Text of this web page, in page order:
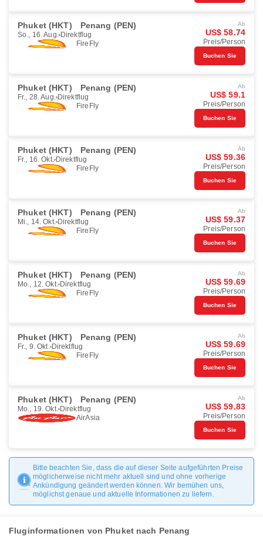
Phuket (HKT) Penang (PEN)
So., 16. Aug. Direktflug
FireFly
Ab
US$ 58.74
Preis/Person
Buchen Sie
Phuket (HKT) Penang (PEN)
Fr., 28. Aug. Direktflug
FireFly
Ab
US$ 59.1
Preis/Person
Buchen Sie
Phuket (HKT) Penang (PEN)
Fr., 16. Okt. Direktflug
FireFly
Ab
US$ 59.36
Preis/Person
Buchen Sie
Phuket (HKT) Penang (PEN)
Mi., 14. Okt. Direktflug
FireFly
Ab
US$ 59.37
Preis/Person
Buchen Sie
Phuket (HKT) Penang (PEN)
Mo., 12. Okt. Direktflug
FireFly
Ab
US$ 59.69
Preis/Person
Buchen Sie
Phuket (HKT) Penang (PEN)
Fr., 9. Okt. Direktflug
FireFly
Ab
US$ 59.69
Preis/Person
Buchen Sie
Phuket (HKT) Penang (PEN)
Mo., 19. Okt. Direktflug
AirAsia
Ab
US$ 59.83
Preis/Person
Buchen Sie
Bitte beachten Sie, dass die auf dieser Seite aufgeführten Preise
möglicherweise nicht mehr aktuell sind und ohne vorherige
Ankündigung geändert werden können. Wir bemühen uns,
möglichst genaue und aktuelle Informationen zu liefern.
Fluginformationen von Phuket nach Penang